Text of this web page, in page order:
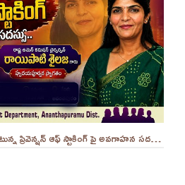
మహిళలు, విద్యార్తినిలు ఎదుర్కొంటున్న ప్రివెన్షన్ ఆఫ్ స్టాకింగ్ పై అవగాహన సదస్సు.. - ||YES 9TV